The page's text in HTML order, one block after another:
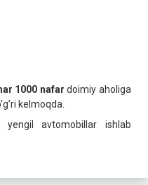
har 1000 nafar doimiy aholiga
kelmoqda.
yengil avtomobillar ishlab